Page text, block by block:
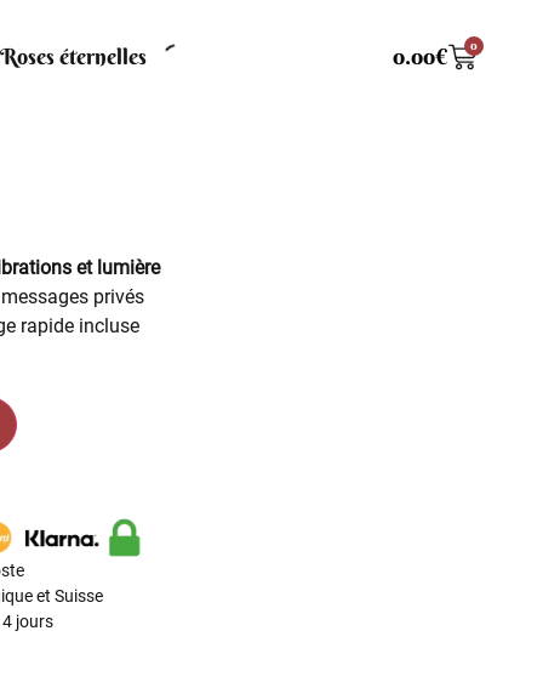
Roses éternelles 0.00€ 0
et lumière
privés
rapide incluse
et Suisse
jours